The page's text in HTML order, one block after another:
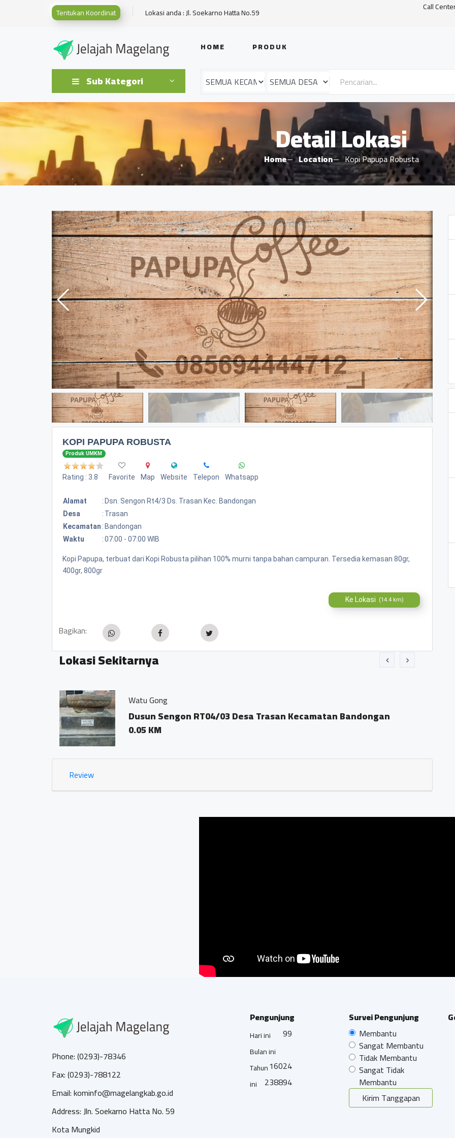
Tentukan Koordinat Lokasi anda : Jl. Soekarno Hatta No.59 Call
HOME PRODUK
Sub Kategori
Detail Lokasi
Home Location Kopi Papupa Robusta
KOPI PAPUPA ROBUSTA
Produk UMKM
Rating : 3.8 Favorite Map Website Telepon Whatsapp
Alamat : Dsn. Sengon Rt4/3 Ds. Trasan Kec. Bandongan
Desa
: Trasan
Kecamatan : Bandongan
Waktu
:07:00 - 07:00 WIB
Kopi Papupa, terbuat dari Kopi Robusta pilihan 100% murni tanpa bahan campuran. Tersedia kemasan 80gr,
400gr, 800gr
Ke Lokasi (14.4 km)
Bagikan:
Lokasi Sekitarnya
Dusun Sengon RT04/03 Desa Trasan Kecamatan Bandongan
Dusun Sengon Desa
Review
Phone: (0293)-78346
Fax: (0293)-788122
Email: kominfo@magelangkab.go.id
Address: Jln. Soekarno Hatta No. 59
Kota Mungkid
Pengunjung
Hari ini 99
Bulan ini
16024
Tahun
ini
238894
Survei Pengunjung
Membantu
Sangat Membantu
Tidak Membantu
Sangat Tidak
Membantu
Kirim Tanggapan